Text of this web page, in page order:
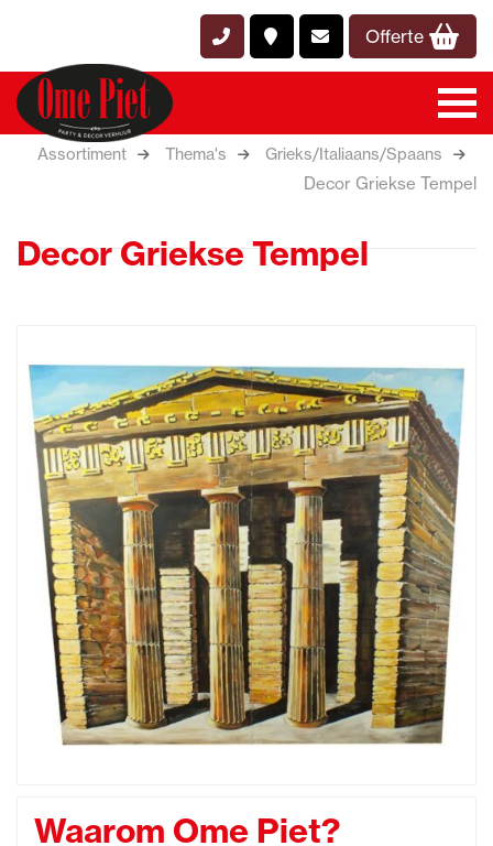
Offerte
Assortiment Thema's Grieks/Italiaans/Spaans
Decor Griekse Tempel
Decor Griekse Tempel
Waarom Ome Piet?